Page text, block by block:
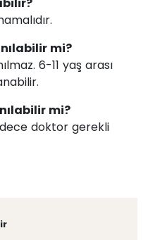
mi?
6-11 yaş arası
mi?
doktor gerekli